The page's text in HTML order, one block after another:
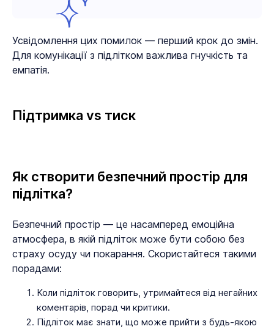
Усвідомлення цих помилок — перший крок до змін.
Для комунікації з підлітком важлива гнучкість та
емпатія.
Підтримка vs тиск
Як створити безпечний простір для
підлітка?
Безпечний простір — це насамперед емоційна
атмосфера, в якій підліток може бути собою без
страху осуду чи покарання. Скористайтеся такими
порадами:
Коли підліток говорить, утримайтеся від негайних
коментарів, порад чи критики.
Підліток має знати, що може прийти з будь-якою